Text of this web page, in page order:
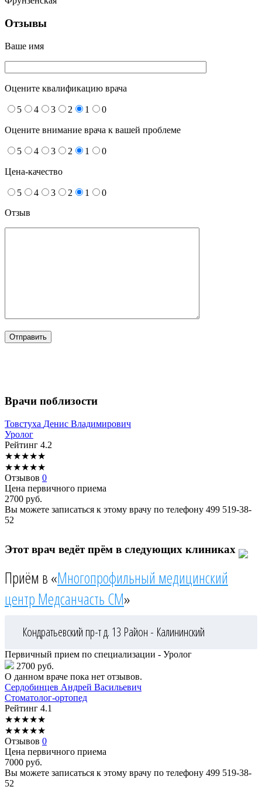
Отзывы
Ваше имя
Оцените квалификацию врача
5 4 3 2 1 0
Оцените внимание врача к вашей проблеме
5 4 3 2 1 0
Цена-качество
5 4 3 2 1
0
Отзыв
Врачи поблизости
Товстуха Денис Владимирович
Уролог
Рейтинг 4.2
★★★★★
★★★★★
Отзывов 0
Цена первичного приема
2700 руб.
Вы можете записаться к этому врачу по телефону 499 519-38-
52
Этот врач ведёт прём в следующих клиниках
Приём в «Многопрофильный медицинский
центр Медсанчасть СМ»
Кондратьевский пр-т д. 13 Район - Калининский
Первичный прием по специализации - Уролог
2700 руб.
О данном враче пока нет отзывов.
Сердобинцев Андрей Васильевич
Стоматолог-ортопед
Рейтинг 4.1
★★★★★
★★★★★
Отзывов 0
Цена первичного приема
7000 руб.
Вы можете записаться к этому врачу по телефону 499 519-38-
52